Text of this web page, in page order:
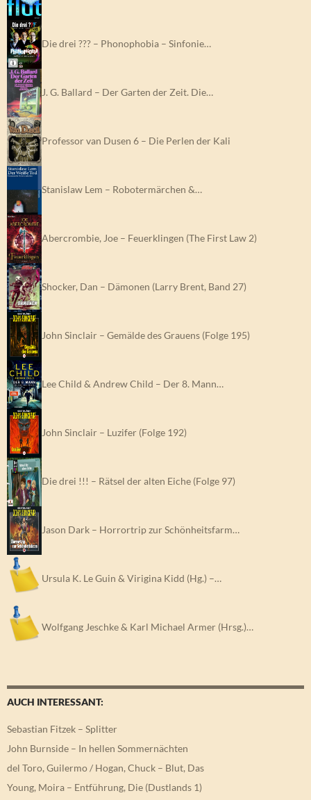
Die drei ??? – Phonophobia – Sinfonie…
J. G. Ballard – Der Garten der Zeit. Die…
Professor van Dusen 6 – Die Perlen der Kali
Stanislaw Lem – Robotermärchen &…
Abercrombie, Joe – Feuerklingen (The First Law 2)
Shocker, Dan – Dämonen (Larry Brent, Band 27)
John Sinclair – Gemälde des Grauens (Folge 195)
Lee Child & Andrew Child – Der 8. Mann…
John Sinclair – Luzifer (Folge 192)
Die drei !!! – Rätsel der alten Eiche (Folge 97)
Jason Dark – Horrortrip zur Schönheitsfarm…
Ursula K. Le Guin & Virigina Kidd (Hg.) –…
Wolfgang Jeschke & Karl Michael Armer (Hrsg.)…
AUCH INTERESSANT:
Sebastian Fitzek – Splitter
John Burnside – In hellen Sommernächten
del Toro, Guilermo / Hogan, Chuck – Blut, Das
Young, Moira – Entführung, Die (Dustlands 1)